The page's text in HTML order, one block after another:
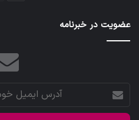
عضویت در خبرنامه
آدرس
ایمیل
خود